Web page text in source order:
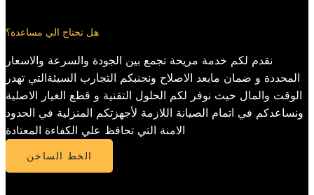
هل تحتاج الي مساعدة؟
نقدم لكم خدمة مريحة تجمع بين الجودة والسرعة والاسعار
المحددة و ضمان مابعد الاصلاح ونجنبكم التجارب السيئةالتي تهدر
الوقت والمال حيث نوفر لكم الحلول التقنية و قطع الغيار الاصلية
ونساعدكم في اتمام الصيانة اللازمة لأجهزتكم المنزلية في الحدود
الامنة التي تحافظ علي الكفاءة المعتادة
الخط الساخن